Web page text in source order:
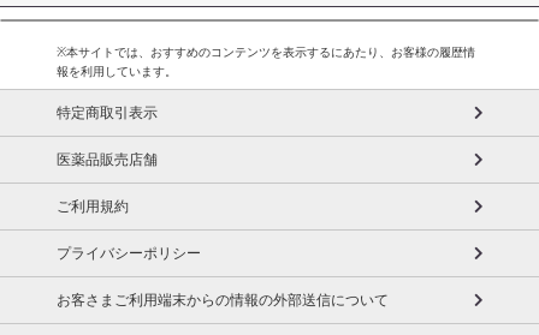
※本サイトでは、おすすめのコンテンツを表示するにあたり、お客様の履歴情
報を利用しています。
特定商取引表示
医薬品販売店舗
ご利用規約
プライバシーポリシー
お客さまご利用端末からの情報の外部送信について